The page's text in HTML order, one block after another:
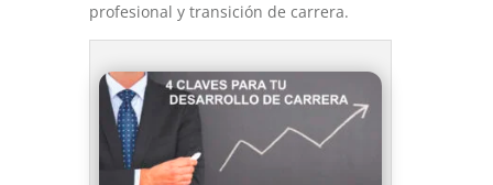
profesional y transición de carrera.